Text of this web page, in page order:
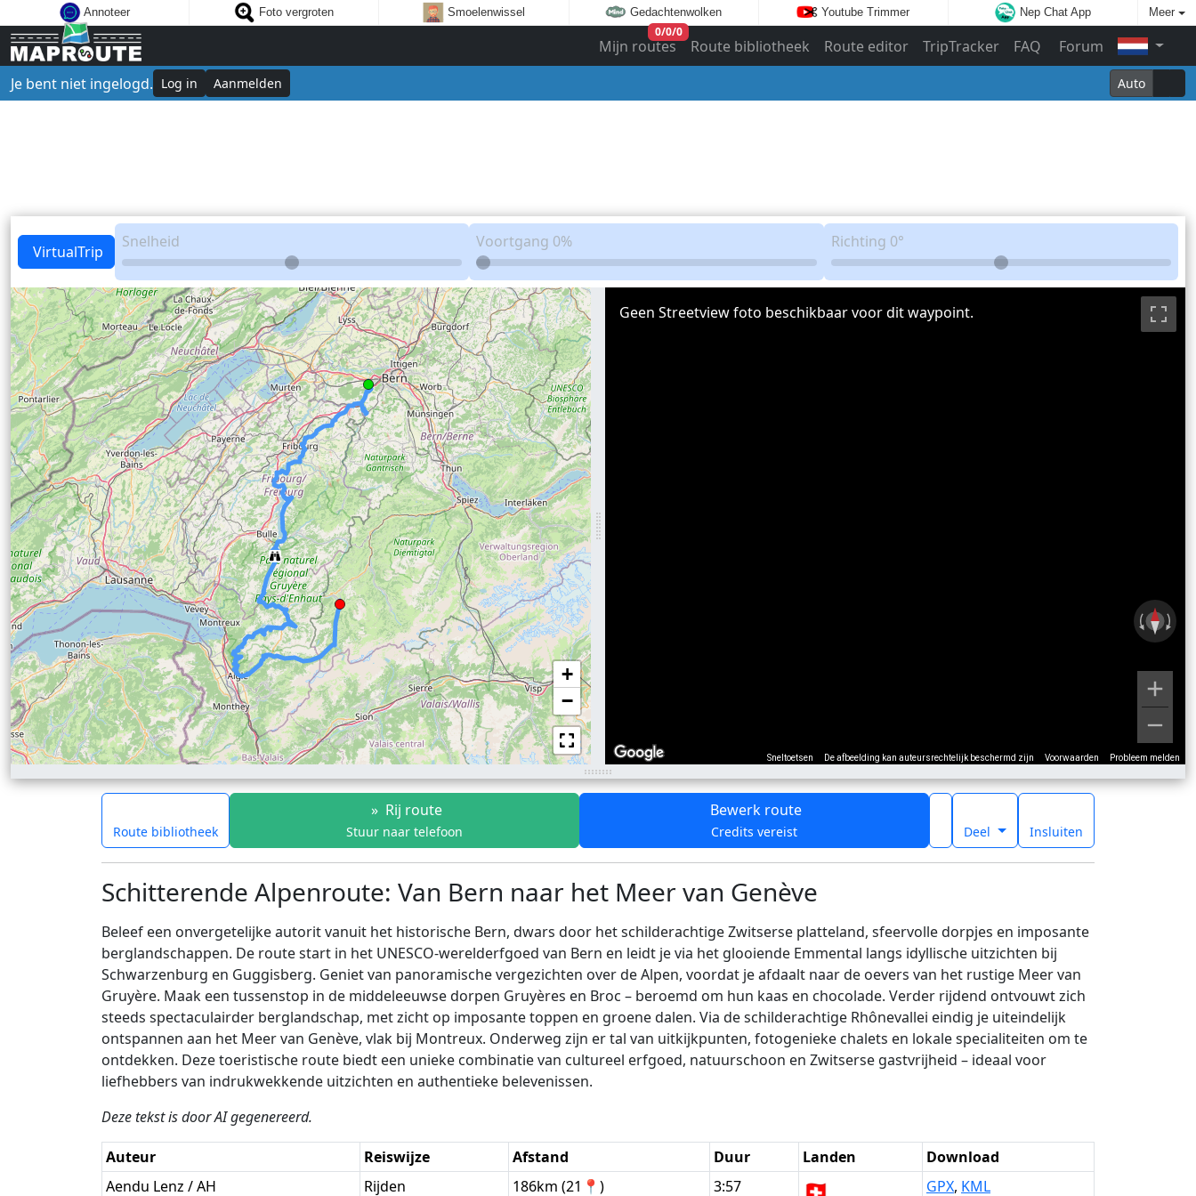
Annoteer Foto vergroten Smoelenwissel Gedachtenwolken Youtube Trimmer Nep Chat App Meer
Mijn routes
0/0/0
Route bibliotheek Route editor TripTracker FAQ
Forum
Je bent niet ingelogd. Log in Aanmelden Auto
VirtualTrip
Snelheid Voortgang 0% Richting 0°
+
−
Sneltoetsen De afbeelding kan auteursrechtelijk beschermd zijn Voorwaarden Probleem melden
Geen Streetview foto beschikbaar voor dit waypoint.
Route bibliotheek
» Rij route
Stuur naar telefoon
Bewerk route
Credits vereist Deel Insluiten
Schitterende Alpenroute: Van Bern naar het Meer van Genève
Beleef een onvergetelijke autorit vanuit het historische Bern, dwars door het schilderachtige Zwitserse platteland, sfeervolle dorpjes en imposante
berglandschappen. De route start in het UNESCO-werelderfgoed van Bern en leidt je via het glooiende Emmental langs idyllische uitzichten bij
Schwarzenburg en Guggisberg. Geniet van panoramische vergezichten over de Alpen, voordat je afdaalt naar de oevers van het rustige Meer van
Gruyère. Maak een tussenstop in de middeleeuwse dorpen Gruyères en Broc – beroemd om hun kaas en chocolade. Verder rijdend ontvouwt zich
steeds spectaculairder berglandschap, met zicht op imposante toppen en groene dalen. Via de schilderachtige Rhônevallei eindig je uiteindelijk
ontspannen aan het Meer van Genève, vlak bij Montreux. Onderweg zijn er tal van uitkijkpunten, fotogenieke chalets en lokale specialiteiten om te
ontdekken. Deze toeristische route biedt een unieke combinatie van cultureel erfgoed, natuurschoon en Zwitserse gastvrijheid – ideaal voor
liefhebbers van indrukwekkende uitzichten en authentieke belevenissen.
Deze tekst is door AI gegenereerd.
Auteur Reiswijze Afstand Duur Landen
Download
Aendu Lenz / AH
Rijden 186km (21📍) 3:57 GPX, KML